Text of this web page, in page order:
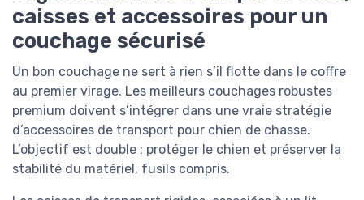
caisses et accessoires pour un
couchage sécurisé
Un bon couchage ne sert à rien s’il flotte dans le coffre
au premier virage. Les meilleurs couchages robustes
premium doivent s’intégrer dans une vraie stratégie
d’accessoires de transport pour chien de chasse.
L’objectif est double : protéger le chien et préserver la
stabilité du matériel, fusils compris.